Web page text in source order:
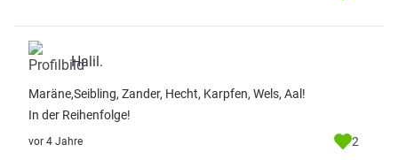
Halil.
Maräne,Seibling, Zander, Hecht, Karpfen, Wels, Aal!
In der Reihenfolge!
vor 4 Jahre 2